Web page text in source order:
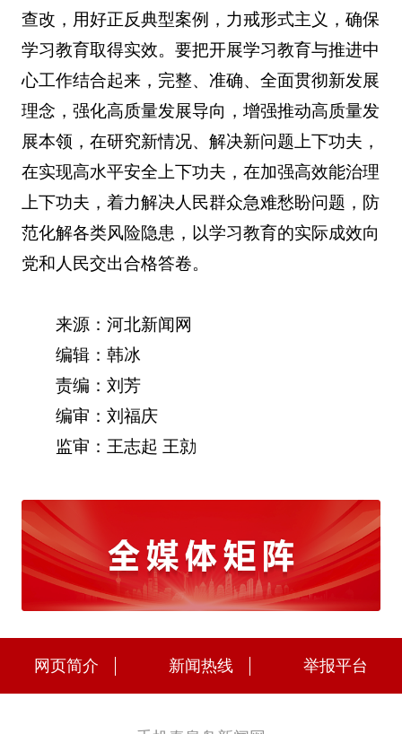
查改，用好正反典型案例，力戒形式主义，确保
学习教育取得实效。要把开展学习教育与推进中
心工作结合起来，完整、准确、全面贯彻新发展
理念，强化高质量发展导向，增强推动高质量发
展本领，在研究新情况、解决新问题上下功夫，
在实现高水平安全上下功夫，在加强高效能治理
上下功夫，着力解决人民群众急难愁盼问题，防
范化解各类风险隐患，以学习教育的实际成效向
党和人民交出合格答卷。
来源：河北新闻网
编辑：韩冰
责编：刘芳
编审：刘福庆
监审：王志起 王勍
网页简介 新闻热线 举报平台